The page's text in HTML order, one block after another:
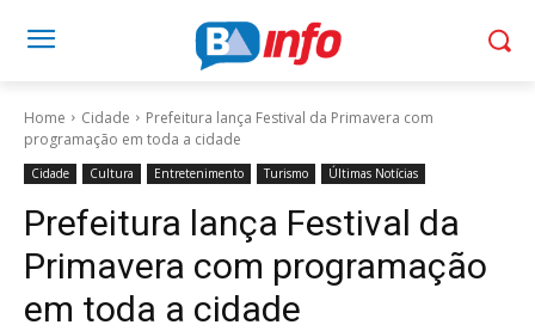
Home Cidade
Prefeitura lança Festival da Primavera com
programação em toda a cidade
Cidade Cultura Entretenimento Turismo Últimas Notícias
Prefeitura lança Festival da
Primavera com programação
em toda a cidade